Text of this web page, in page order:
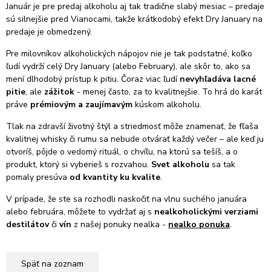
Január je pre predaj alkoholu aj tak tradične slabý mesiac – predaje
sú silnejšie pred Vianocami, takže krátkodobý efekt Dry January na
predaje je obmedzený.
Pre milovníkov alkoholických nápojov nie je tak podstatné, koľko
ľudí vydrží celý Dry January (alebo February), ale skôr to, ako sa
mení dlhodobý prístup k pitiu. Čoraz viac ľudí nevyhľadáva lacné
pitie, ale zážitok - menej často, za to kvalitnejšie. To hrá do karát
práve prémiovým a zaujímavým kúskom alkoholu.
Tlak na zdravší životný štýl a striedmosť môže znamenať, že fľaša
kvalitnej whisky či rumu sa nebude otvárať každý večer – ale keď ju
otvoríš, pôjde o vedomý rituál, o chvíľu, na ktorú sa tešíš, a o
produkt, ktorý si vyberieš s rozvahou. Svet alkoholu sa tak
pomaly presúva od kvantity ku kvalite.
V prípade, že ste sa rozhodli naskočiť na vlnu suchého januára
alebo februára, môžete to vydržať aj s nealkoholickými verziami
destilátovči vín z našej ponuky nealka - nealko ponuka.
Späť na zoznam